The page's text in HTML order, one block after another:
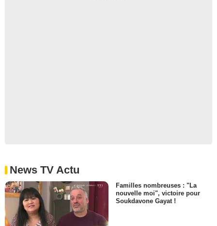
News TV Actu
Familles nombreuses : "La
nouvelle moi", victoire pour
Soukdavone Gayat !